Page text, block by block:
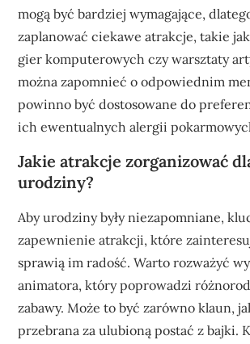
mogą być bardziej wymagające,
zaplanować ciekawe atrakcje, takie
gier komputerowych czy warsztaty
można zapomnieć o odpowiednim
powinno być dostosowane do
ich ewentualnych alergii
Jakie atrakcje zorganizować
urodziny?
Aby urodziny były niezapomniane,
zapewnienie atrakcji, które
sprawią im radość. Warto rozważyć
animatora, który poprowadzi
zabawy. Może to być zarówno klaun,
przebrana za ulubioną postać z bajki.